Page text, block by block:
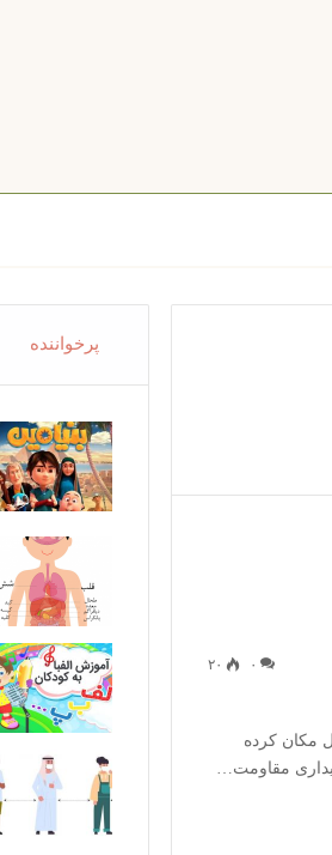
۰ ۲۰
مکان کرده
مقاومت…
پرخواننده